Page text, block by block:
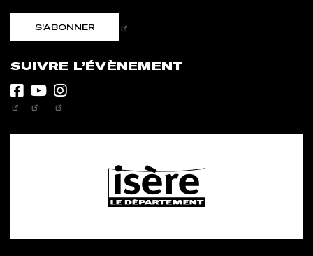
S'ABONNER
SUIVRE L’ÉVÈNEMENT
Facebook
YoutubeInstagram